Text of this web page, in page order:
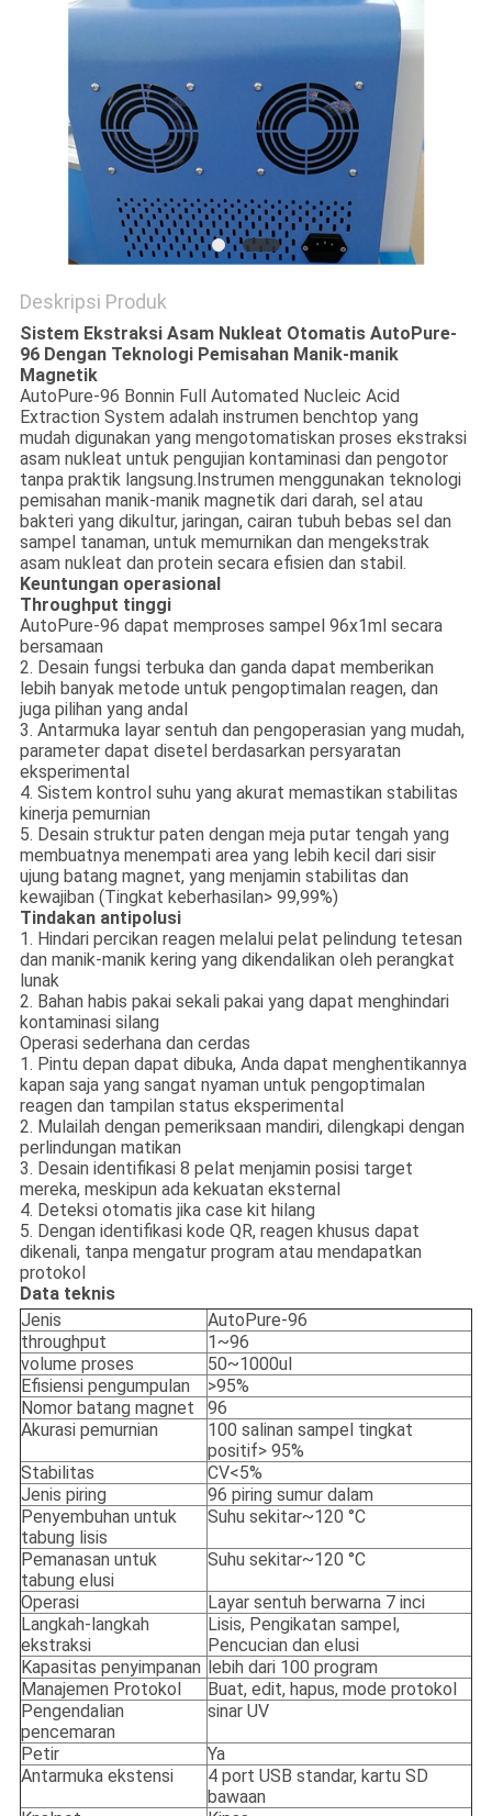
Deskripsi Produk
Sistem Ekstraksi Asam Nukleat Otomatis AutoPure-
96 Dengan Teknologi Pemisahan Manik-manik
Magnetik
AutoPure-96 Bonnin Full Automated Nucleic Acid
Extraction System adalah instrumen benchtop yang
mudah digunakan yang mengotomatiskan proses ekstraksi
asam nukleat untuk pengujian kontaminasi dan pengotor
tanpa praktik langsung.Instrumen menggunakan teknologi
pemisahan manik-manik magnetik dari darah, sel atau
bakteri yang dikultur, jaringan, cairan tubuh bebas sel dan
sampel tanaman, untuk memurnikan dan mengekstrak
asam nukleat dan protein secara efisien dan stabil.
Keuntungan operasional
Throughput tinggi
AutoPure-96 dapat memproses sampel 96x1ml secara
bersamaan
2. Desain fungsi terbuka dan ganda dapat memberikan
lebih banyak metode untuk pengoptimalan reagen, dan
juga pilihan yang andal
3. Antarmuka layar sentuh dan pengoperasian yang mudah,
parameter dapat disetel berdasarkan persyaratan
eksperimental
4. Sistem kontrol suhu yang akurat memastikan stabilitas
kinerja pemurnian
5. Desain struktur paten dengan meja putar tengah yang
membuatnya menempati area yang lebih kecil dari sisir
ujung batang magnet, yang menjamin stabilitas dan
kewajiban (Tingkat keberhasilan> 99,99%)
Tindakan antipolusi
1. Hindari percikan reagen melalui pelat pelindung tetesan
dan manik-manik kering yang dikendalikan oleh perangkat
lunak
2. Bahan habis pakai sekali pakai yang dapat menghindari
kontaminasi silang
Operasi sederhana dan cerdas
1. Pintu depan dapat dibuka, Anda dapat menghentikannya
kapan saja yang sangat nyaman untuk pengoptimalan
reagen dan tampilan status eksperimental
2. Mulailah dengan pemeriksaan mandiri, dilengkapi dengan
perlindungan matikan
3. Desain identifikasi 8 pelat menjamin posisi target
mereka, meskipun ada kekuatan eksternal
4. Deteksi otomatis jika case kit hilang
5. Dengan identifikasi kode QR, reagen khusus dapat
dikenali, tanpa mengatur program atau mendapatkan
protokol
Data teknis
Jenis
AutoPure-96
throughput
1~96
volume proses
50~1000ul
Efisiensi pengumpulan
>95%
Nomor batang magnet
96
Akurasi pemurnian
100 salinan sampel tingkat
positif> 95%
Stabilitas
CV<5%
Jenis piring
96 piring sumur dalam
Penyembuhan untuk
tabung lisis
Suhu sekitar~120 °C
Pemanasan untuk
tabung elusi
Suhu sekitar~120 °C
Operasi
Layar sentuh berwarna 7 inci
Langkah-langkah
ekstraksi
Lisis, Pengikatan sampel,
Pencucian dan elusi
Kapasitas penyimpanan lebih dari 100 program
Manajemen Protokol
Buat, edit, hapus, mode protokol
Pengendalian
pencemaran
sinar UV
Petir
Ya
Antarmuka ekstensi
4 port USB standar, kartu SD
bawaan